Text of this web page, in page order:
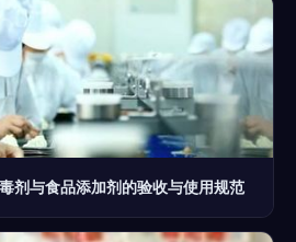
剂与食品添加剂的验收与使用规范